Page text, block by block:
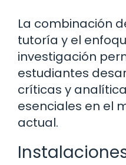
La combinación
tutoría y el
investigación
estudiantes
críticas y
esenciales en el
actual.